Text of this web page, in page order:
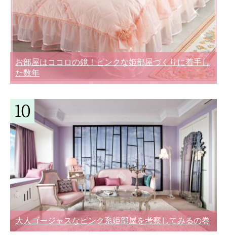
お部屋はココロの鏡！ピンクな姫部屋づくりに着手し
た数年
大人ゴージャスなピンク系姫部屋を考察してみるの巻